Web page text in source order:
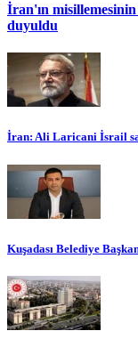
İran'ın
duyuldu
İran: Ali Laricani İsrail
Kuşadası Belediye